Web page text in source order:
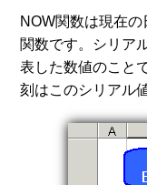
NOW関数は現在
関数です。シリア
表した数値のこと
刻はこのシリアル